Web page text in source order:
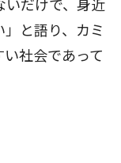
だけで、身近
と語り、カミ
社会であって